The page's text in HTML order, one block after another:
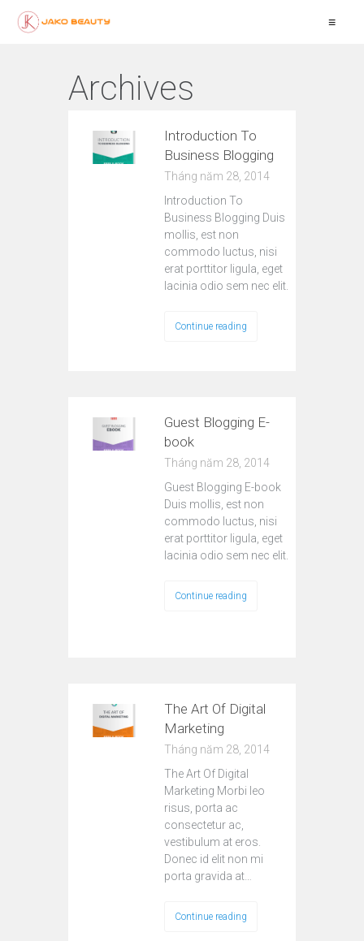
≡
Archives
Introduction To
Business Blogging
Tháng năm 28, 2014
Introduction To
Business Blogging Duis
mollis, est non
commodo luctus, nisi
erat porttitor ligula, eget
lacinia odio sem nec elit.
Continue reading
Guest Blogging E-
book
Tháng năm 28, 2014
Guest Blogging E-book
Duis mollis, est non
commodo luctus, nisi
erat porttitor ligula, eget
lacinia odio sem nec elit.
Continue reading
The Art Of Digital
Marketing
Tháng năm 28, 2014
The Art Of Digital
Marketing Morbi leo
risus, porta ac
consectetur ac,
vestibulum at eros.
Donec id elit non mi
porta gravida at…
Continue reading